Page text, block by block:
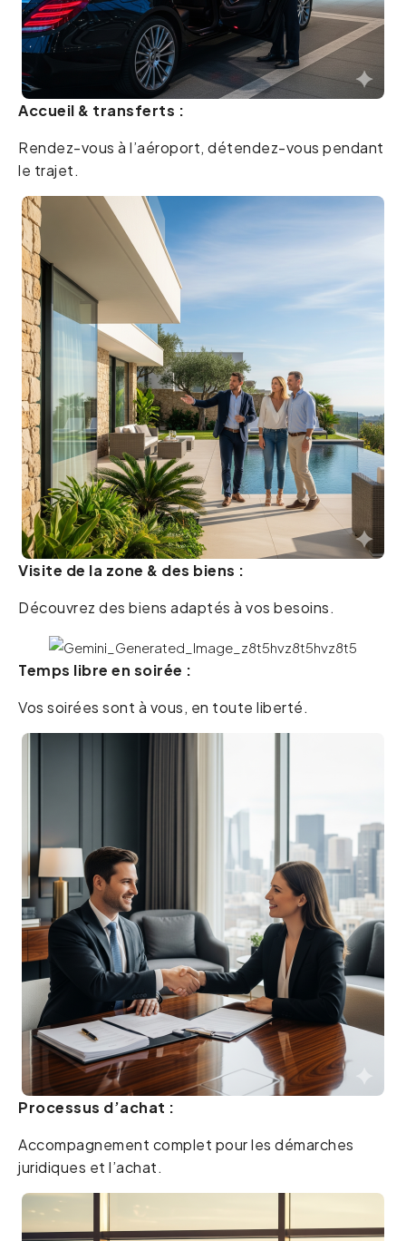
Accueil & transferts :
Rendez-vous à l’aéroport, détendez-vous pendant
le trajet.
Visite de la zone & des biens :
Découvrez des biens adaptés à vos besoins.
Temps libre en soirée :
Vos soirées sont à vous, en toute liberté.
Processus d’achat :
Accompagnement complet pour les démarches
juridiques et l’achat.